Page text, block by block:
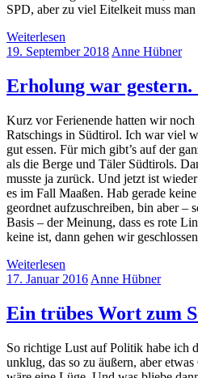
SPD, aber zu viel Eitelkeit muss man
Weiterlesen
19. September 2018 Anne Hübner
Erholung war gestern.
Kurz vor Ferienende hatten wir noch
Ratschings in Südtirol. Ich war viel
gut essen. Für mich gibt’s auf der
als die Berge und Täler Südtirols.
musste ja zurück. Und jetzt ist
es im Fall Maaßen. Hab gerade
geordnet aufzuschreiben, bin aber –
Basis – der Meinung, dass es rote
keine ist, dann gehen wir
Weiterlesen
17. Januar 2016 Anne Hübner
Ein trübes Wort zum
So richtige Lust auf Politik habe ich
unklug, das so zu äußern, aber